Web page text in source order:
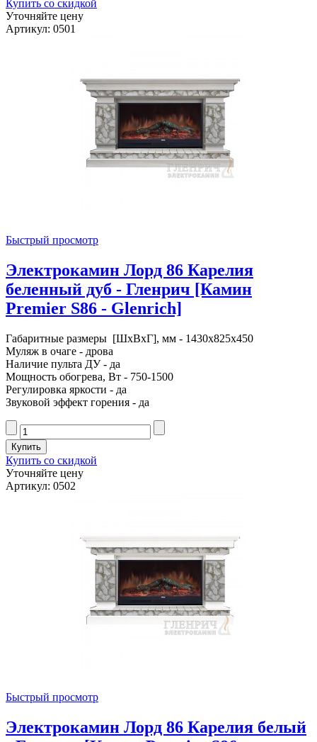
Купить со скидкой
Уточняйте цену
Артикул: 0501
Быстрый просмотр
Электрокамин Лорд 86 Карелия
беленный дуб - Гленрич [Камин
Premier S86 - Glenrich]
Габаритные размеры [ШxВxГ], мм - 1430x825x450
Муляж в очаге - дрова
Наличие пульта ДУ - да
Мощность обогрева, Вт - 750-1500
Регулировка яркости - да
Звуковой эффект горения - да
Купить со скидкой
Уточняйте цену
Артикул: 0502
Быстрый просмотр
Электрокамин Лорд 86 Карелия белый